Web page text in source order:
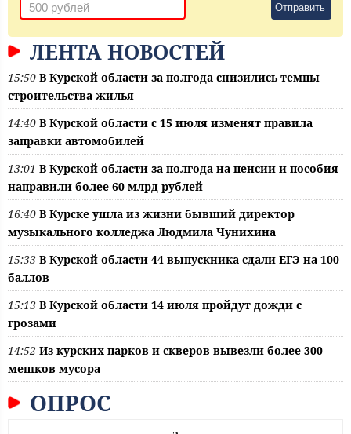
Отправить
ЛЕНТА НОВОСТЕЙ
15:50 В Курской области за полгода снизились темпы
строительства жилья
14:40 В Курской области с 15 июля изменят правила
заправки автомобилей
13:01 В Курской области за полгода на пенсии и пособия
направили более 60 млрд рублей
16:40 В Курске ушла из жизни бывший директор
музыкального колледжа Людмила Чунихина
15:33 В Курской области 44 выпускника сдали ЕГЭ на 100
баллов
15:13 В Курской области 14 июля пройдут дожди с
грозами
14:52 Из курских парков и скверов вывезли более 300
мешков мусора
ОПРОС